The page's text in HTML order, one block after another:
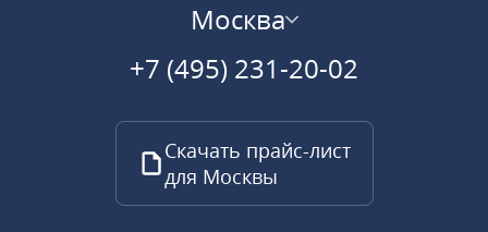
Москва
+7 (495) 231-20-02
Скачать прайс-лист
для Москвы